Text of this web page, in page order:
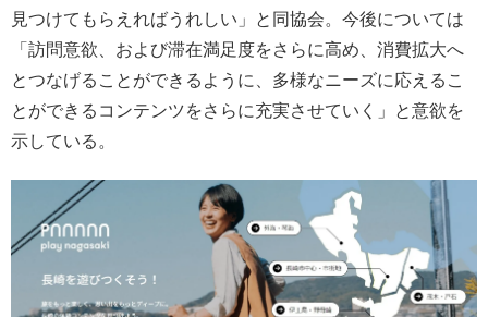
見つけてもらえればうれしい」と同協会。今後については
「訪問意欲、および滞在満足度をさらに高め、消費拡大へ
とつなげることができるように、多様なニーズに応えるこ
とができるコンテンツをさらに充実させていく」と意欲を
示している。